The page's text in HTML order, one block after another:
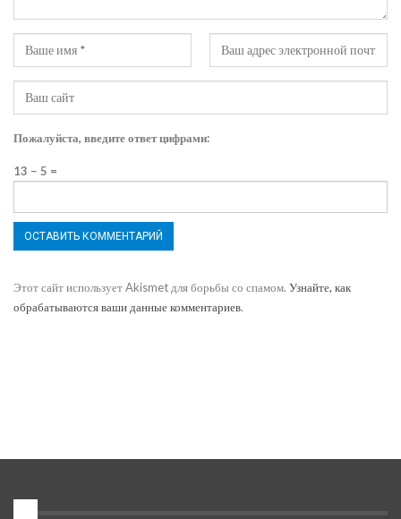
Пожалуйста, введите ответ цифрами:
13 − 5 =
Этот сайт использует Akismet для борьбы со спамом. Узнайте, как
обрабатываются ваши данные комментариев.